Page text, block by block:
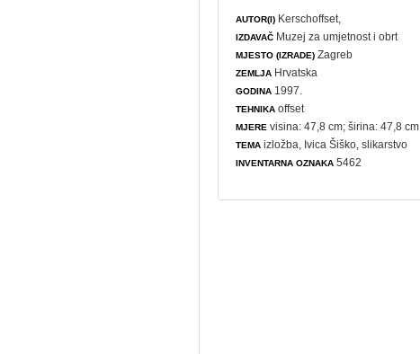
AUTOR(I) Kerschoffset,
IZDAVAČ Muzej za umjetnost i obrt
MJESTO (IZRADE) Zagreb
ZEMLJA Hrvatska
GODINA 1997.
TEHNIKA offset
MJERE visina: 47,8 cm; širina: 47,8 cm
TEMA izložba , Ivica Šiško,slikarstvo
INVENTARNA OZNAKA 5462